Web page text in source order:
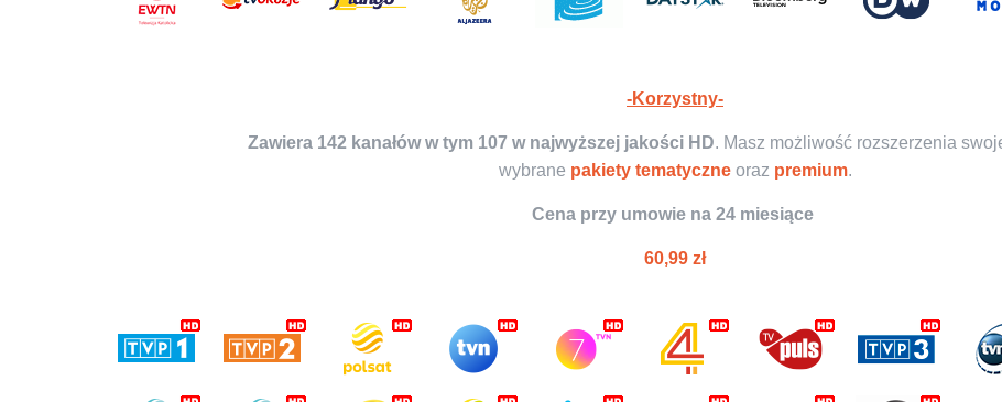
-Korzystny-
Zawiera 142 kanałów w tym 107 w najwyższej jakości HD. Masz możliwość rozszerzenia
wybrane pakiety tematyczneoraz premium.
Cena przy umowie na 24 miesiące
60,99 zł